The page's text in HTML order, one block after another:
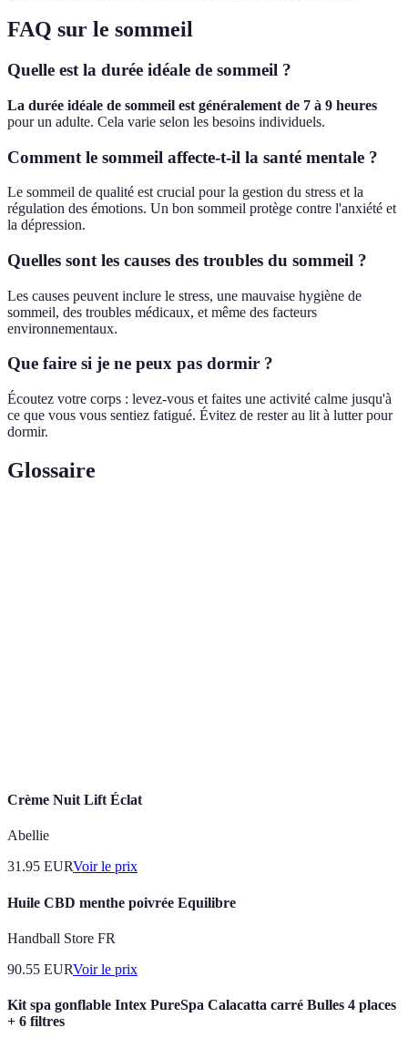
FAQ sur le sommeil
Quelle est la durée idéale de sommeil ?
La durée idéale de sommeil est généralement de 7 à 9 heures
pour un adulte. Cela varie selon les besoins individuels.
Comment le sommeil affecte-t-il la santé mentale ?
Le sommeil de qualité est crucial pour la gestion du stress et la
régulation des émotions. Un bon sommeil protège contre l'anxiété et
la dépression.
Quelles sont les causes des troubles du sommeil ?
Les causes peuvent inclure le stress, une mauvaise hygiène de
sommeil, des troubles médicaux, et même des facteurs
environnementaux.
Que faire si je ne peux pas dormir ?
Écoutez votre corps : levez-vous et faites une activité calme jusqu'à
ce que vous vous sentiez fatigué. Évitez de rester au lit à lutter pour
dormir.
Glossaire
Crème Nuit Lift Éclat
Abellie
31.95 EURVoir le prix
Huile CBD menthe poivrée Equilibre
Handball Store FR
90.55 EURVoir le prix
Kit spa gonflable Intex PureSpa Calacatta carré Bulles 4 places
+ 6 filtres